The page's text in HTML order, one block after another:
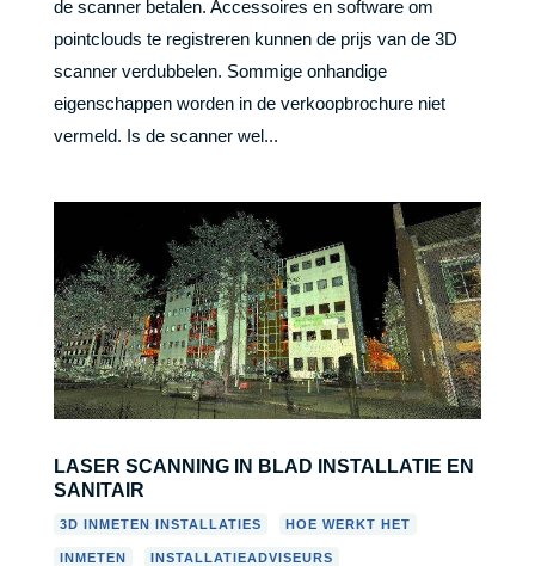
de scanner betalen. Accessoires en software om
pointclouds te registreren kunnen de prijs van de 3D
scanner verdubbelen. Sommige onhandige
eigenschappen worden in de verkoopbrochure niet
vermeld. Is de scanner wel...
LASER SCANNING IN BLAD INSTALLATIE EN
SANITAIR
3D INMETEN INSTALLATIES HOE WERKT HET
INMETEN INSTALLATIEADVISEURS